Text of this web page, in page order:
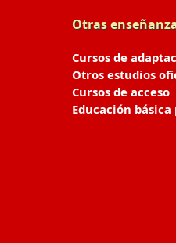
Otras
Cursos de
Otros estudios
Cursos de acceso
Educación